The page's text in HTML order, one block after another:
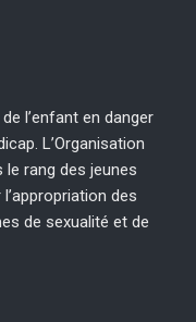
l’enfant en danger
L’Organisation
rang des jeunes
des
de sexualité et de